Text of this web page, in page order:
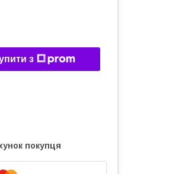
з
покупця